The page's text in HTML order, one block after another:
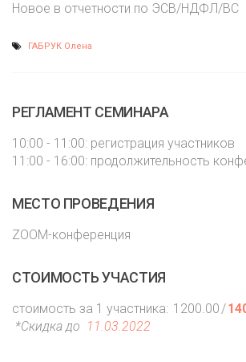
Новое в отчетности по ЭСВ/НДФЛ/ВС
ГАБРУК Олена
РЕГЛАМЕНТ СЕМИНАРА
10:00 - 11:00: регистрация участников
11:00 - 16:00: продолжительность
МЕСТО ПРОВЕДЕНИЯ
ZOOM-конференция
СТОИМОСТЬ УЧАСТИЯ
стоимость за 1 участника: 1200.00/
*Скидка до 11.03.2022